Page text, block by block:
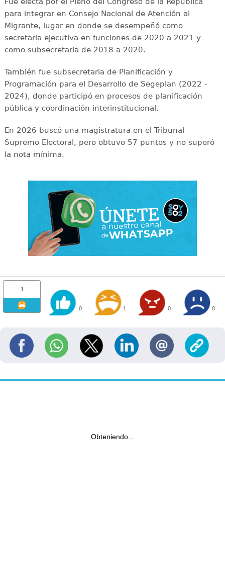
para integrar en Consejo Nacional de Atención al
Migrante, lugar en donde se desempeñó como
secretaria ejecutiva en funciones de 2020 a 2021 y
como subsecretaria de 2018 a 2020.
También fue subsecretaria de Planificación y
Programación para el Desarrollo de Segeplan (2022 -
2024), donde participó en procesos de planificación
pública y coordinación interinstitucional.
En 2026 buscó una magistratura en el Tribunal
Supremo Electoral, pero obtuvo 57 puntos y no superó
la nota mínima.
1
0 1 0 0
Obteniendo...